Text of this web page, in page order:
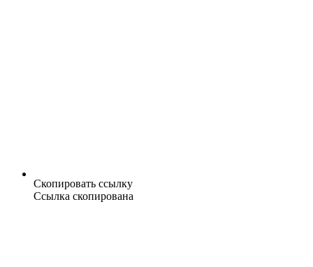
Скопировать ссылку
Ссылка скопирована